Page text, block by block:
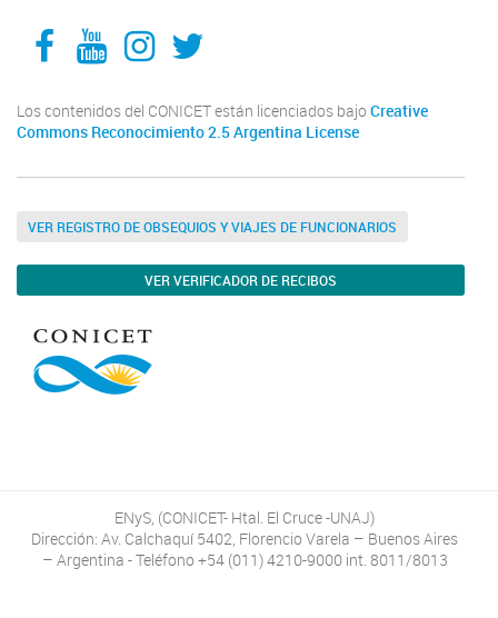
Facebook
YouTube
Instagram
Twitter
Los contenidos del CONICET están licenciados bajo Creative
Commons Reconocimiento 2.5 Argentina License
VER REGISTRO DE OBSEQUIOS Y VIAJES DE FUNCIONARIOS
VER VERIFICADOR DE RECIBOS
ENyS, (CONICET- Htal. El Cruce -UNAJ)
Dirección: Av. Calchaquí 5402, Florencio Varela – Buenos Aires
– Argentina - Teléfono +54 (011) 4210-9000 int. 8011/8013